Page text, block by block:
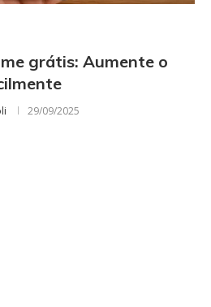
grátis: Aumente o
29/09/2025